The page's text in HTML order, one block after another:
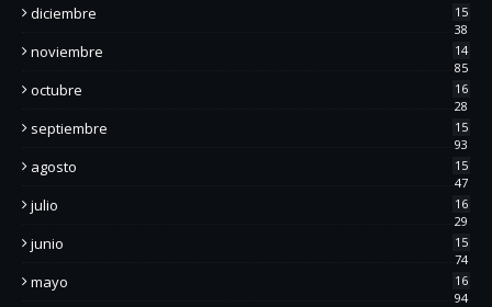
diciembre
15
38
noviembre
14
85
octubre
16
28
septiembre
15
93
agosto
15
47
julio
16
29
junio
15
74
mayo
16
94